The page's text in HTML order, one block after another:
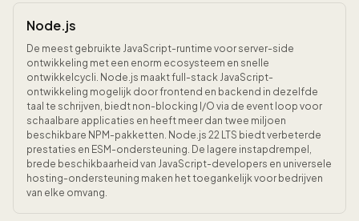
Node.js
De meest gebruikte JavaScript-runtime voor server-side
ontwikkeling met een enorm ecosysteem en snelle
ontwikkelcycli. Node.js maakt full-stack JavaScript-
ontwikkeling mogelijk door frontend en backend in dezelfde
taal te schrijven, biedt non-blocking I/O via de event loop voor
schaalbare applicaties en heeft meer dan twee miljoen
beschikbare NPM-pakketten. Node.js 22 LTS biedt verbeterde
prestaties en ESM-ondersteuning. De lagere instapdrempel,
brede beschikbaarheid van JavaScript-developers en universele
hosting-ondersteuning maken het toegankelijk voor bedrijven
van elke omvang.